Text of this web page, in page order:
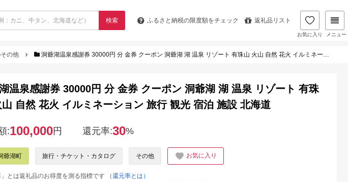
検索 ふるさと納税の限度額をチェック 返礼品リスト
お気に入り メニュー
の他 洞爺湖温泉感謝券 30000円 分 金券 クーポン 洞爺湖 湖 温泉 リゾート 有珠山 火山 自然 花火 イルミネーション 旅行 観光 宿泊 施設 北海道
温泉感謝券 30000円 分 金券 クーポン 洞爺湖 湖 温泉 リゾート 有珠
山 自然 花火 イルミネーション 旅行 観光 宿泊 施設 北海道
:100,000円 還元率:30%
爺湖町 旅行・チケット・カタログ その他 お気に入り
とは返礼品のお得度を測る指標です
（還元率とは）